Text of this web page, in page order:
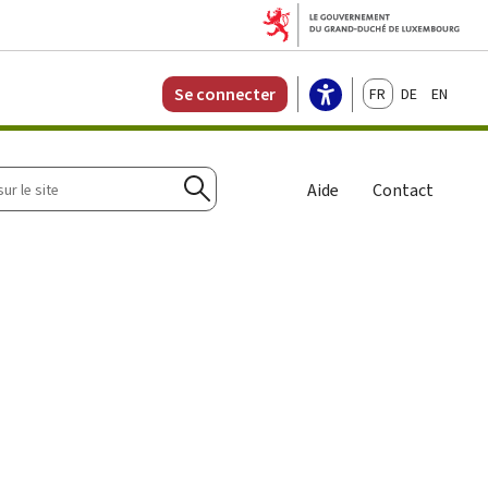
Se connecter FrançaisDeutschEnglish
Rechercher
Aide Contact